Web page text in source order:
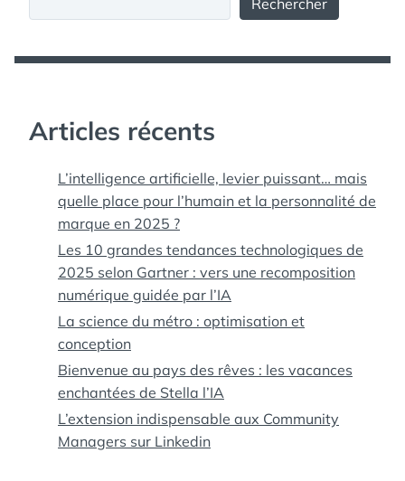
Rechercher
Articles récents
L’intelligence artificielle, levier puissant… mais
quelle place pour l’humain et la personnalité de
marque en 2025 ?
Les 10 grandes tendances technologiques de
2025 selon Gartner : vers une recomposition
numérique guidée par l’IA
La science du métro : optimisation et
conception
Bienvenue au pays des rêves : les vacances
enchantées de Stella l’IA
L’extension indispensable aux Community
Managers sur Linkedin